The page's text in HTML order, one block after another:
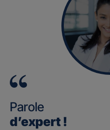
Parole
d’expert !